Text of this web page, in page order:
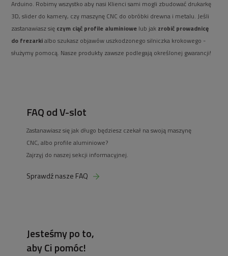
Arduino. Robimy wszystko aby nasi Klienci sami mogli zbudować drukarkę
3D, slider do kamery, czy maszynę CNC do obróbki drewna i metalu. Jeśli
zastanawiasz się czym ciąć profile aluminiowe lub jak zrobić prowadnicę
do frezarkialbo szukasz objawów uszkodzonego silniczka krokowego -
służymy pomocą. Nasze produkty zawsze podlegają określonej gwarancji!
FAQ od V-slot
Zastanawiasz się jak długo będziesz czekał na swoją maszynę
CNC, albo profile aluminiowe?
Zajrzyj do naszej sekcji informacyjnej.
Sprawdź nasze FAQ
Jesteśmy po to,
aby Ci pomóc!